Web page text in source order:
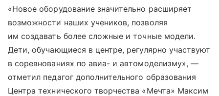
«Новое оборудование значительно расширяет
возможности наших учеников, позволяя
им создавать более сложные и точные модели.
Дети, обучающиеся в центре, регулярно участвуют
в соревнованиях по авиа- и автомоделизму», —
отметил педагог дополнительного образования
Центра технического творчества «Мечта» Максим